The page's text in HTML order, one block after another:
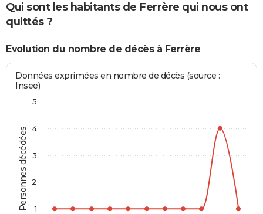
Qui sont les habitants de Ferrère qui nous ont
quittés ?
Evolution du nombre de décès à Ferrère
Personnes décédées
Données exprimées en nombre de décès (source :
Insee)
1
2
3
4
5